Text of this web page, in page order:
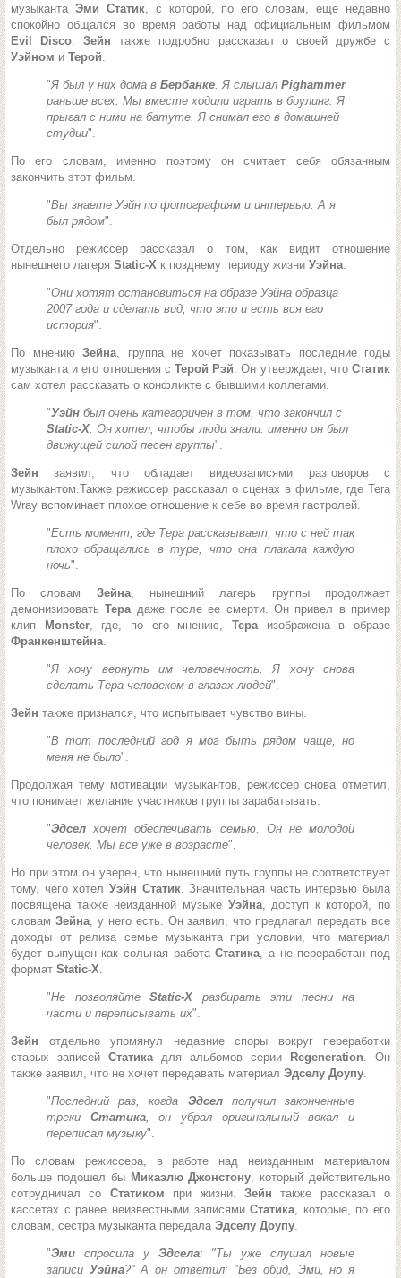
музыканта Эми Статик, с которой, по его словам, еще недавно
спокойно общался во время работы над официальным фильмом
Evil Disco.Зейнтакже подробно рассказал о своей дружбе с
Уэйном и Терой.
"Я был у них дома в Бербанке. Я слышал Pighammer
раньше всех. Мы вместе ходили играть в боулинг. Я
прыгал с ними на батуте. Я снимал его в домашней
студии".
По его словам, именно поэтому он считает себя обязанным
закончить этот фильм.
"Вы знаете Уэйн по фотографиям и интервью. А я
был рядом".
Отдельно режиссер рассказал о том, как видит отношение
нынешнего лагеря Static-X к позднему периоду жизни Уэйна.
"Они хотят остановиться на образе Уэйна образца
2007 года и сделать вид, что это и есть вся его
история".
По мнению Зейна, группа не хочет показывать последние годы
музыканта и его отношения с Терой Рэй. Он утверждает, чтоСтатик
сам хотел рассказать о конфликте с бывшими коллегами.
"Уэйн был очень категоричен в том, что закончил с
Static-X. Он хотел, чтобы люди знали: именно он был
движущей силой песен группы".
Зейнзаявил, что обладает видеозаписями разговоров с
музыкантом.Также режиссер рассказал о сценах в фильме, где Tera
Wray вспоминает плохое отношение к себе во время гастролей.
"Есть момент, где Тера рассказывает, что с ней так
плохо обращались в туре, что она плакала каждую
ночь".
По словам Зейна, нынешний лагерь группы продолжает
демонизироватьТерадаже после ее смерти. Он привел в пример
клип
Monster, где, по его мнению,Тераизображена в образе
Франкенштейна.
"Я хочу вернуть им человечность. Я хочу снова
сделать Тера человеком в глазах людей".
Зейн также признался, что испытывает чувство вины.
"В тот последний год я мог быть рядом чаще, но
меня не было".
Продолжая тему мотивации музыкантов, режиссер снова отметил,
что понимает желание участников группы зарабатывать.
"Эдселхочет обеспечивать семью. Он не молодой
человек. Мы все уже в возрасте".
Но при этом он уверен, что нынешний путь группы не соответствует
тому, чего хотел Уэйн Статик. Значительная часть интервью была
посвящена также неизданной музыке Уэйна, доступ к которой, по
словам Зейна, у него есть. Он заявил, что предлагал передать все
доходы от релиза семье музыканта при условии, что материал
будет выпущен как сольная работаСтатика, а не переработан под
формат Static-X.
"Не позволяйте Static-X разбирать эти песни на
части и переписывать их".
Зейн отдельно упомянул недавние споры вокруг переработки
старых записей Статика для альбомов серии Regeneration. Он
также заявил, что не хочет передавать материал Эдселу Доупу.
"Последний раз, когда Эдсел получил законченные
треки Статика, он убрал оригинальный вокал и
переписал музыку".
По словам режиссера, в работе над неизданным материалом
больше подошел бы Микаэлю Джонстону, который действительно
сотрудничал со Статиком при жизни. Зейнтакже рассказал о
кассетах с ранее неизвестными записямиСтатика, которые, по его
словам, сестра музыканта передала Эдселу Доупу.
"Эми спросила у Эдсела: "Ты уже слушал новые
записи Уэйна?" А он ответил: "Без обид, Эми, но я